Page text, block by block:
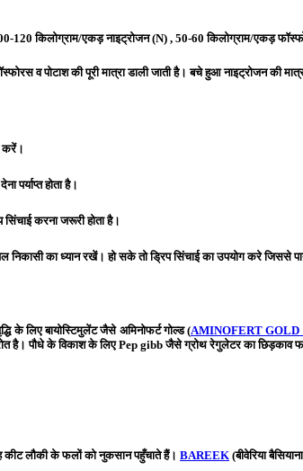
120 किलोग्राम/एकड़ नाइट्रोजन (N) , 50-60 किलोग्राम/एकड़
व पोटाश की पूरी मात्रा डाली जाती है। बचे हुआ नाइट्रोजन की
करें।
पर्याप्त होता है।
करना जरूरी होता है।
निकासी का ध्यान रखें। हो सके तो ड्रिप सिंचाई का उपयोग करे जिससे
लिए बायोस्टिमुलेंट जैसे अमिनोफर्ट गोल्ड (AMINOFERT
है। पौधे के विकाश के लिएPep gibbजैसे ग्रोथ रेगुलेटर का छिड़काव
कीट लौकी के फलों को नुकसान पहुँचाते हैं। BAREEK (बीवेरिया